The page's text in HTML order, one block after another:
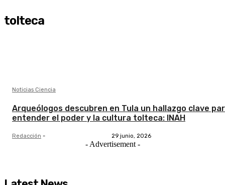
tolteca
Noticias Ciencia
Arqueólogos descubren en Tula un hallazgo clave
entender el poder y la cultura tolteca: INAH
Redacción - 29 junio, 2026
- Advertisement -